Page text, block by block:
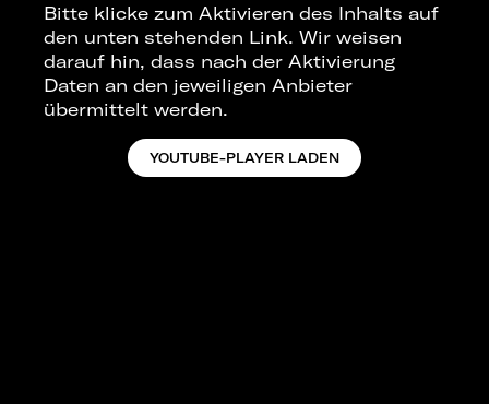
Bitte klicke zum Aktivieren des Inhalts auf
den unten stehenden Link. Wir weisen
darauf hin, dass nach der Aktivierung
Daten an den jeweiligen Anbieter
übermittelt werden.
YOUTUBE-PLAYER LADEN